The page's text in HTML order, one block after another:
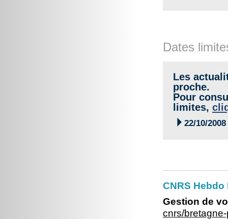
Dates
Les
proche.
Pour
limites,
 22/10/2008
CNRS
Gestion de
cnrs/